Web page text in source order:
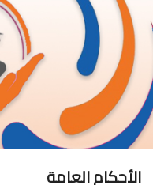
الأحكام العامة